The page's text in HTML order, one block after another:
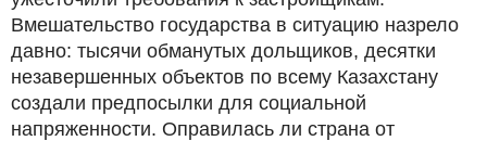
Вмешательство государства в ситуацию назрело
давно: тысячи обманутых дольщиков, десятки
незавершенных объектов по всему Казахстану
создали предпосылки для социальной
напряженности. Оправилась ли страна от